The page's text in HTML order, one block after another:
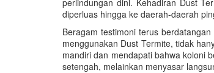
perlindungan dini. Kehadiran Dust
diperluas hingga ke daerah-daerah
Beragam testimoni terus
menggunakan Dust Termite, tidak
mandiri dan mendapati bahwa koloni
setengah, melainkan menyasar